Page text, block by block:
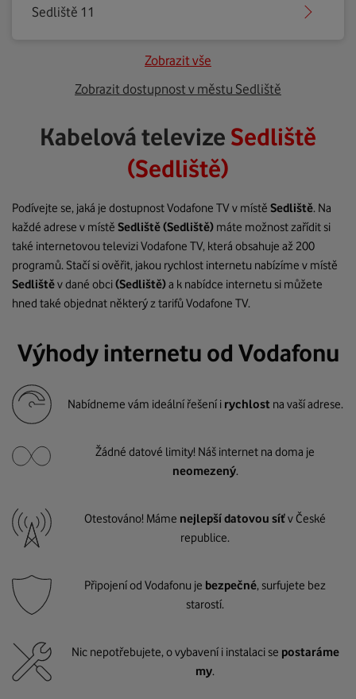
Sedliště 11
Zobrazit vše
Zobrazit dostupnost v městu Sedliště
Kabelová televize Sedliště
(Sedliště)
Podívejte se, jaká je dostupnost Vodafone TV v místě Sedliště. Na
každé adrese v místě Sedliště(Sedliště) máte možnost zařídit si
také internetovou televizi Vodafone TV, která obsahuje až 200
programů. Stačí si ověřit, jakou rychlost internetu nabízíme v místě
Sedlištěv dané obci(Sedliště)a k nabídce internetu si můžete
hned také objednat některý z tarifů Vodafone TV.
Výhody internetu od Vodafonu
Nabídneme vám ideální řešení i rychlost na vaší adrese.
Žádné datové limity! Náš internet na doma je
neomezený.
Otestováno! Máme nejlepší datovou síťv České
republice.
Připojení od Vodafonu je bezpečné, surfujete bez
starostí.
Nic nepotřebujete, o vybavení i instalaci se postaráme
my.